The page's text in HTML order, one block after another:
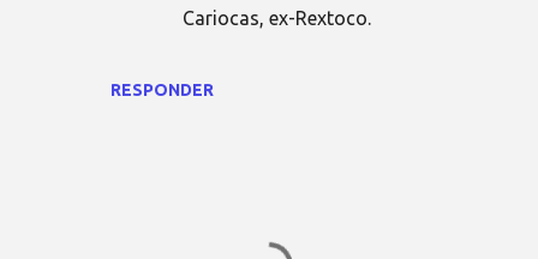
RESPONDER
Cariocas, ex-Rextoco.